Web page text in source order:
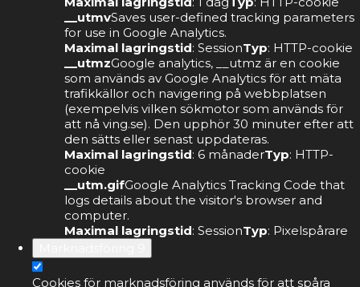
__utmvSaves user-defined tracking parameters
for use in Google Analytics.
Maximal lagringstid: SessionTyp: HTTP-cookie
__utmzGoogle analytics, __utmz är en cookie
som används av Google Analytics för att mäta
trafikkällor och navigering på webbplatsen
(exempelvis vilken sökmotor som används för
att nå ving.se). Den upphör 30 minuter efter att
den sätts eller senast uppdateras.
Maximal lagringstid: 6 månaderTyp: HTTP-
cookie
__utm.gifGoogle Analytics Tracking Code that
logs details about the visitor's browser and
computer.
Maximal lagringstid: SessionTyp: Pixelspårare
Cookies för marknadsföring används för att spåra